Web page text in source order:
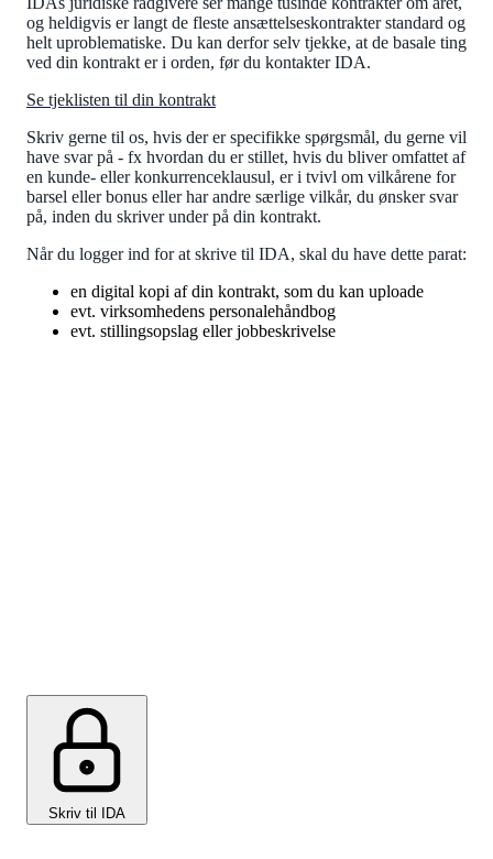
og heldigvis er langt de fleste ansættelseskontrakter standard og
helt uproblematiske. Du kan derfor selv tjekke, at de basale ting
ved din kontrakt er i orden, før du kontakter IDA.
Se tjeklisten til din kontrakt
Skriv gerne til os, hvis der er specifikke spørgsmål, du gerne vil
have svar på - fx hvordan du er stillet, hvis du bliver omfattet af
en kunde- eller konkurrenceklausul, er i tvivl om vilkårene for
barsel eller bonus eller har andre særlige vilkår, du ønsker svar
på, inden du skriver under på din kontrakt.
Når du logger ind for at skrive til IDA, skal du have dette parat:
en digital kopi af din kontrakt, som du kan uploade
evt. virksomhedens personalehåndbog
evt. stillingsopslag eller jobbeskrivelse
Skriv til IDA